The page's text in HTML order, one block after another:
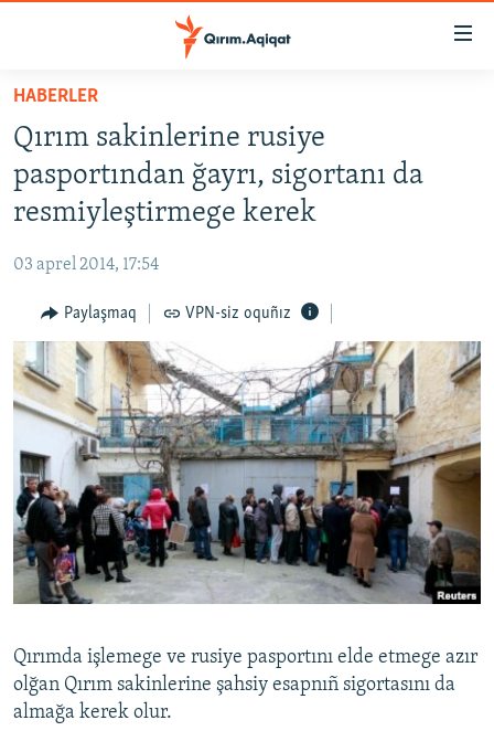
Esas
qaytmaq
Baş
navigatsiyağa
qaytmaq
Qıdıruvğa
qaytmaq
SİYASET
İQTİSADİYAT
MEDENİYET
İNSAN AQLARI
VİDEO
SÜRET
BLOGLAR
FİKİR
Русский
Українською
HABERLER
Qırım sakinlerine rusiye
pasportından ğayrı, sigortanı da
resmiyleştirmege kerek
03 aprel 2014, 17:54
Paylaşmaq VPN-siz oquñız
Qırımda işlemege ve rusiye pasportını elde etmege azır
olğan Qırım sakinlerine şahsiy esapnıñ sigortasını da
almağa kerek olur.